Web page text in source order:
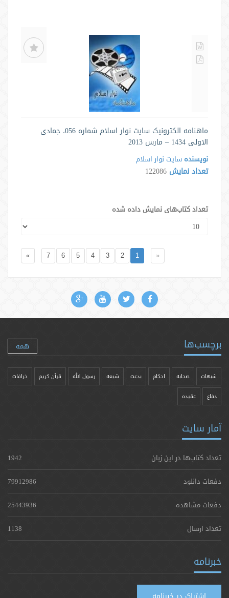
ماهنامه الکترونیک سایت نوار اسلام شماره 056، جمادی
الاولى 1434 – مارس 2013
نویسنده سایت نوار اسلام
تعداد نمایش 122086
تعداد کتاب‌های نمایش داده شده
«
1
2
3
4
5
6
7
»
برچسب‌ها همه
شبهات صحابه احکام بدعت شیعه رسول الله قرآن کریم خرافات
دفاع عقیده
آمار سایت
تعداد کتاب‌ها در این زبان
1942
دفعات دانلود
79912986
دفعات مشاهده
25443936
تعداد ارسال
1138
خبرنامه